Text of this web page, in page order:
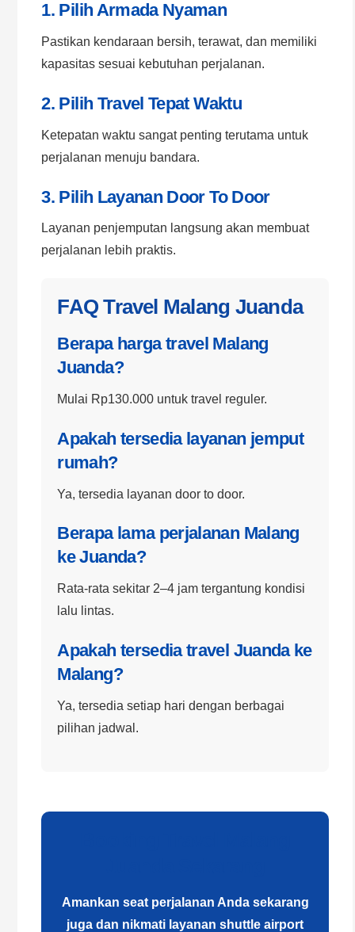
1. Pilih Armada Nyaman
Pastikan kendaraan bersih, terawat, dan memiliki
kapasitas sesuai kebutuhan perjalanan.
2. Pilih Travel Tepat Waktu
Ketepatan waktu sangat penting terutama untuk
perjalanan menuju bandara.
3. Pilih Layanan Door To Door
Layanan penjemputan langsung akan membuat
perjalanan lebih praktis.
FAQ Travel Malang Juanda
Berapa harga travel Malang
Juanda?
Mulai Rp130.000 untuk travel reguler.
Apakah tersedia layanan jemput
rumah?
Ya, tersedia layanan door to door.
Berapa lama perjalanan Malang
ke Juanda?
Rata-rata sekitar 2–4 jam tergantung kondisi
lalu lintas.
Apakah tersedia travel Juanda ke
Malang?
Ya, tersedia setiap hari dengan berbagai
pilihan jadwal.
Amankan seat perjalanan Anda sekarang
juga dan nikmati layanan shuttle airport